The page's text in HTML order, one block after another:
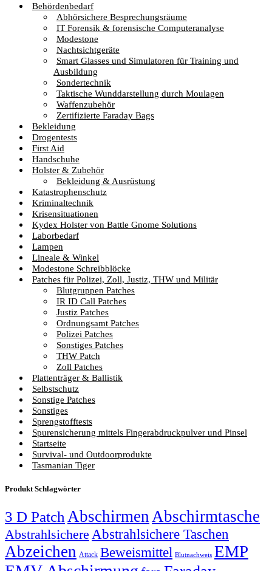
Behördenbedarf
Abhörsichere Besprechungsräume
IT Forensik & forensische Computeranalyse
Modestone
Nachtsichtgeräte
Smart Glasses und Simulatoren für Training und
Ausbildung
Sondertechnik
Taktische Wunddarstellung durch Moulagen
Waffenzubehör
Zertifizierte Faraday Bags
Bekleidung
Drogentests
First Aid
Handschuhe
Holster & Zubehör
Bekleidung & Ausrüstung
Katastrophenschutz
Kriminaltechnik
Krisensituationen
Kydex Holster von Battle Gnome Solutions
Laborbedarf
Lampen
Lineale & Winkel
Modestone Schreibblöcke
Patches für Polizei, Zoll, Justiz, THW und Militär
Blutgruppen Patches
IR ID Call Patches
Justiz Patches
Ordnungsamt Patches
Polizei Patches
Sonstiges Patches
THW Patch
Zoll Patches
Plattenträger & Ballistik
Selbstschutz
Sonstige Patches
Sonstiges
Sprengstofftests
Spurensicherung mittels Fingerabdruckpulver und Pinsel
Startseite
Survival- und Outdoorprodukte
Tasmanian Tiger
Produkt Schlagwörter
3 D Patch AbschirmenAbschirmtasche
Abstrahlsichere Abstrahlsichere Taschen
Abzeichen Attack Beweismittel Blutnachweis EMP